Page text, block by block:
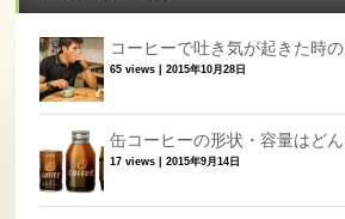
コーヒーで吐き気が起きた時
65 views |2015年10月28日
缶コーヒーの形状・容量はど
17 views |2015年9月14日